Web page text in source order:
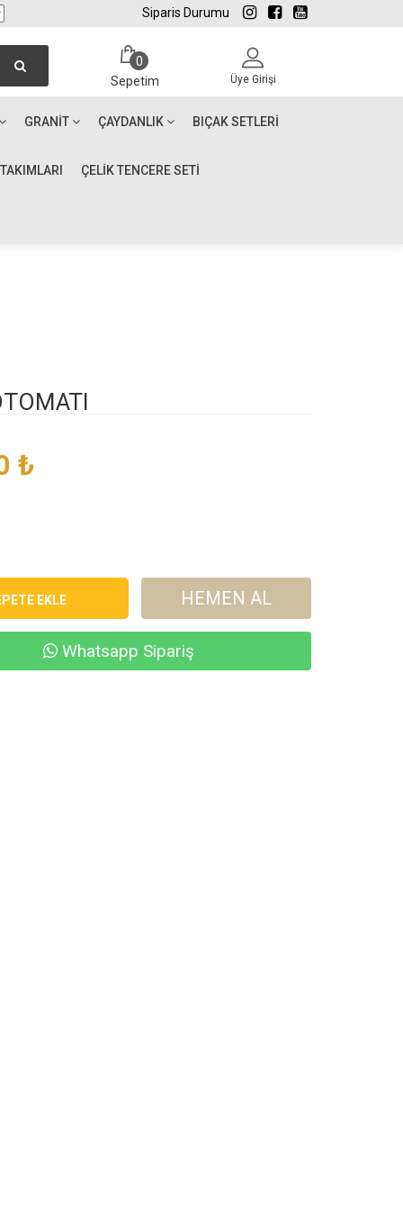
Siparis Durumu
0
Sepetim
Üye Girişi
GRANIT ÇAYDANLIK BIÇAK SETLERI
ÇELİK TENCERE SETİ
₺
HEMEN AL
Whatsapp Sipariş